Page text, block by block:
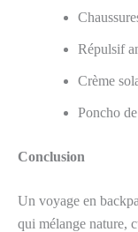
Répulsif
Crème
Poncho
Conclusion
Un voyage en
qui mélange nature,